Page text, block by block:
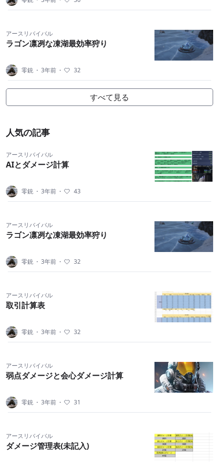
アースリバイバル
ラゴン凛冽な凍湖最効率狩り
零銃 ・ 3年前 ・ 32
すべて見る
人気の記事
アースリバイバル
AIとダメージ計算
零銃 ・ 3年前 ・ 43
アースリバイバル
ラゴン凛冽な凍湖最効率狩り
零銃 ・ 3年前 ・ 32
アースリバイバル
取引計算表
零銃 ・ 3年前 ・ 32
アースリバイバル
弱点ダメージと会心ダメージ計算
零銃 ・ 3年前 ・ 31
アースリバイバル
ダメージ管理表(未記入)